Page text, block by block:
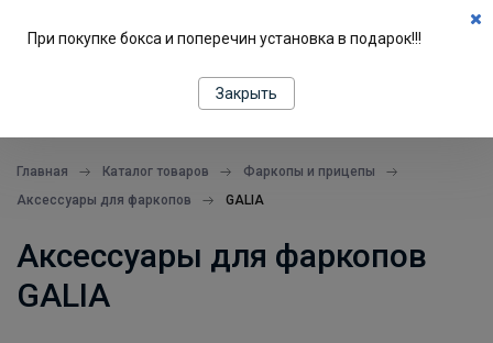
Главная Каталог товаров
Фаркопы и прицепы
Аксессуары для фаркопов
GALIA
Аксессуары для фаркопов
GALIA
При покупке бокса и поперечин установка в подарок!!!
Закрыть